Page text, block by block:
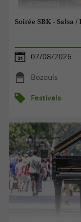
Soirée SBK - Salsa
07/08/2026
Bozouls
Festivals